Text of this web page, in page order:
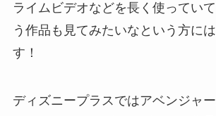
ライムビデオなどを長く使ってい
う作品も見てみたいなという方に
す！
ディズニープラスではアベンジャ